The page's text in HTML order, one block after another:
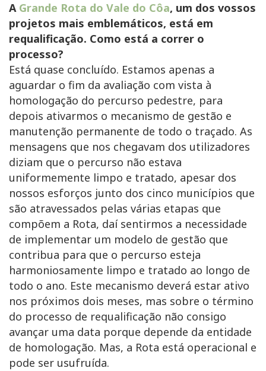
A Grande Rota do Vale do Côa, um dos vossos
projetos mais emblemáticos, está em
requalificação. Como está a correr o
processo?
Está quase concluído. Estamos apenas a
aguardar o fim da avaliação com vista à
homologação do percurso pedestre, para
depois ativarmos o mecanismo de gestão e
manutenção permanente de todo o traçado. As
mensagens que nos chegavam dos utilizadores
diziam que o percurso não estava
uniformemente limpo e tratado, apesar dos
nossos esforços junto dos cinco municípios que
são atravessados pelas várias etapas que
compõem a Rota, daí sentirmos a necessidade
de implementar um modelo de gestão que
contribua para que o percurso esteja
harmoniosamente limpo e tratado ao longo de
todo o ano. Este mecanismo deverá estar ativo
nos próximos dois meses, mas sobre o término
do processo de requalificação não consigo
avançar uma data porque depende da entidade
de homologação. Mas, a Rota está operacional e
pode ser usufruída.